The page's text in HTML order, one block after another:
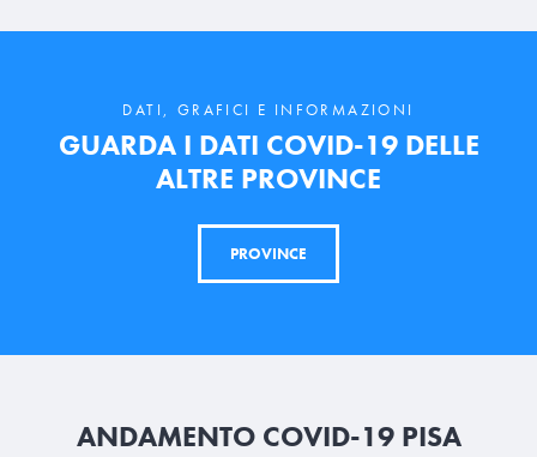
DATI, GRAFICI E INFORMAZIONI
GUARDA I DATI COVID-19 DELLE
ALTRE PROVINCE
PROVINCE
ANDAMENTO COVID-19 PISA